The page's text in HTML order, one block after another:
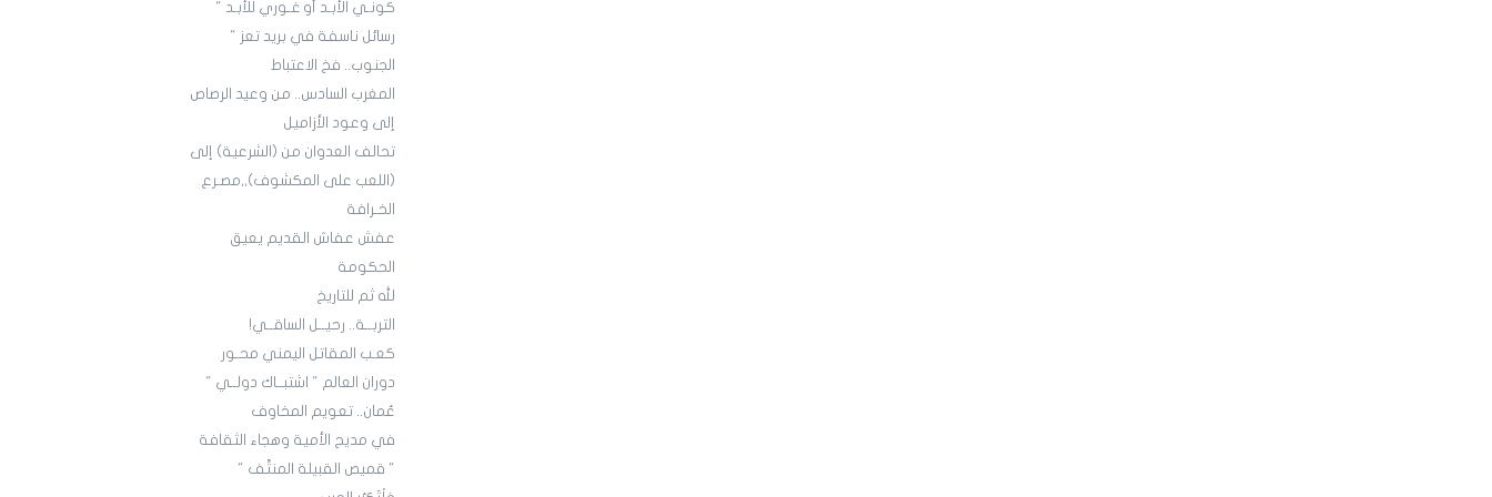
كونـي الأبـد أو غـوري للأبـد "
رسائل ناسفة في بريد تعز "
الجنوب.. فخ الاعتباط
المغرب السادس.. من وعيد الرصاص
إلى وعود الأزاميل
تحالف العدوان من (الشرعية) إلى
(اللعب على المكشوف),,مصـرع
الخـرافة
عفش عفاش القديم يعيق
الحكومة
لله ثم للتاريخ
التربــة.. رحيــل الساقــي!
كعـب المقاتل اليمني محـور
دوران العالم " اشتبــاك دولــي "
عُمان.. تعويم المخاوف
في مديح الأمية وهجاء الثقافة
" قميص القبيلة المنتَّف "